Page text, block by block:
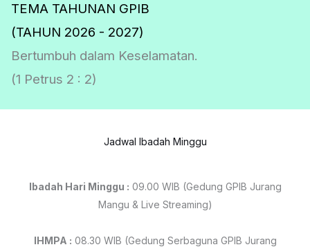
TEMA TAHUNAN GPIB
(TAHUN 2026 - 2027)
Bertumbuh dalam Keselamatan.
(1 Petrus 2 : 2)
Jadwal Ibadah Minggu
Ibadah Hari Minggu : 09.00 WIB (Gedung GPIB Jurang
Mangu & Live Streaming)
IHMPA : 08.30 WIB (Gedung Serbaguna GPIB Jurang